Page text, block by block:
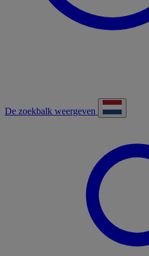
De zoekbalk weergeven